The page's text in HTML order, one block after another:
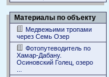
Материалы по объекту
Медвежьими тропами
через Семь Озер
Фотопутеводитель по
Хамар-Дабану.
Осиновский Голец, озеро